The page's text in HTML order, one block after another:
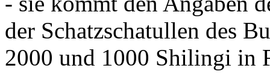
der Schatzschatullen des
2000 und 1000 Shilingi in